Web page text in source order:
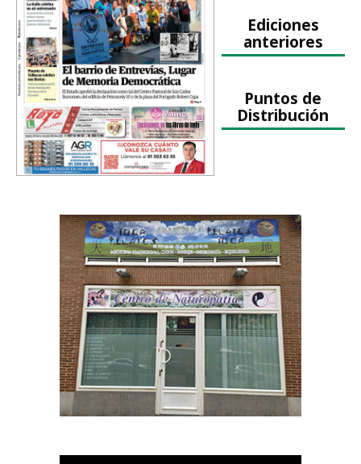
Ediciones
anteriores
Puntos de
Distribución